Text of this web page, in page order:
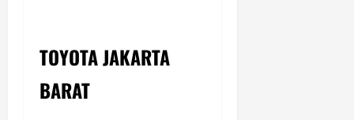
TOYOTA JAKARTA
BARAT